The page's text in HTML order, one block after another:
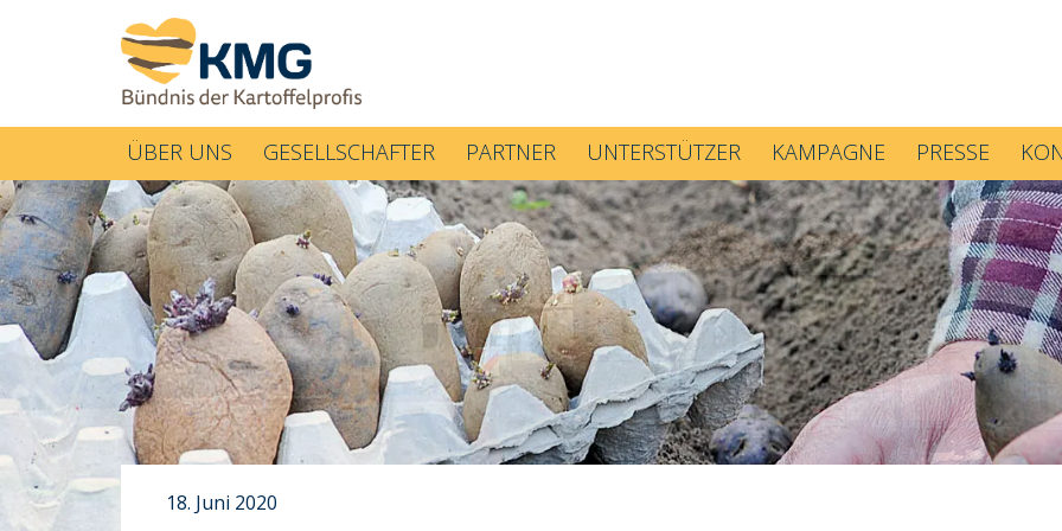
ÜBER UNS GESELLSCHAFTER PARTNER UNTERSTÜTZER KAMPAGNE PRESSE
18. Juni 2020